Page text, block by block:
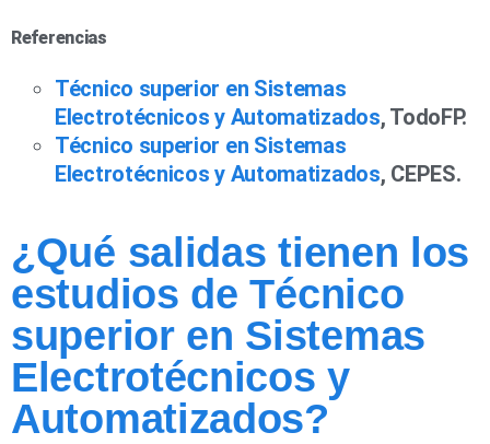
Referencias
Técnico superior en Sistemas
Electrotécnicos y Automatizados, TodoFP.
Técnico superior en Sistemas
Electrotécnicos y Automatizados, CEPES.
¿Qué salidas tienen los
estudios de Técnico
superior en Sistemas
Electrotécnicos y
Automatizados?